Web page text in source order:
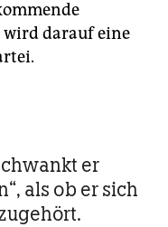
wird darauf eine
er
als ob er sich